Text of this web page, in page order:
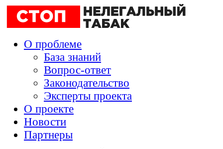
О проблеме
База знаний
Вопрос-ответ
Законодательство
Эксперты проекта
О проекте
Новости
Партнеры